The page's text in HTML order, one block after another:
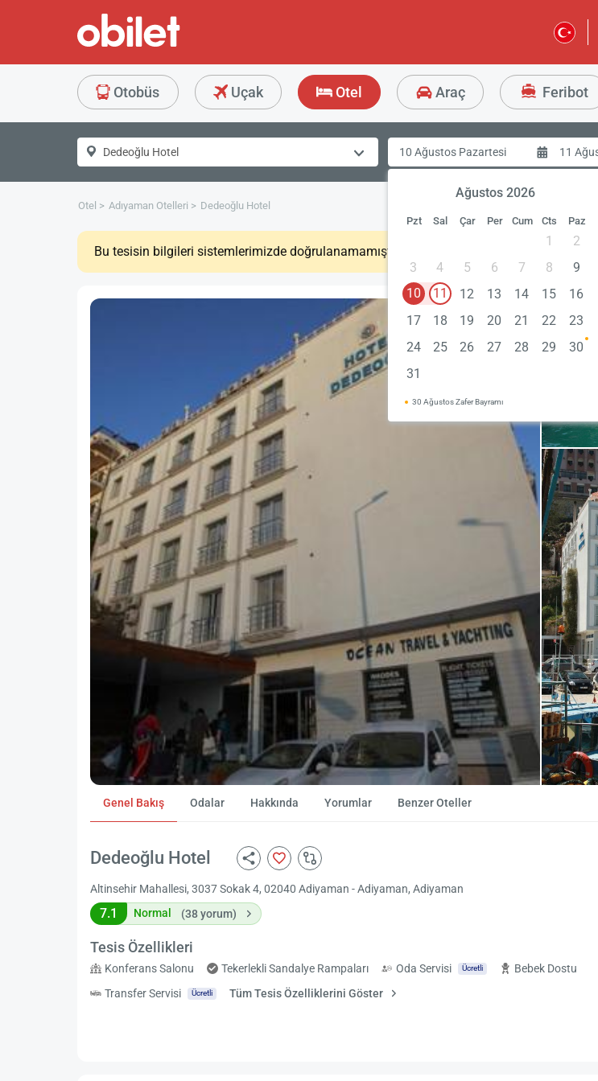
Otobüs Uçak Otel Araç Feribot
Ağustos 2026
Pzt Sal Çar Per Cum Cts Paz
1
2
3
4 5 6 7 8
9
10
11 12 13 14 15
16
17
18 19 20 21 22
23
24
25 26 27 28 29
30
31
30 Ağustos Zafer Bayramı
Otel Adıyaman Otelleri Dedeoğlu Hotel
Bu tesisin bilgileri sistemlerimizde doğrulanamamıştır. Lütfen daha sonra tekrar deneyiniz.
Genel Bakış Odalar Hakkında Yorumlar Benzer Oteller
Dedeoğlu Hotel
Altinsehir Mahallesi, 3037 Sokak 4, 02040 Adiyaman - Adiyaman, Adiyaman
7.1 Normal (38 yorum)
Tesis Özellikleri
Konferans Salonu Tekerlekli Sandalye Rampaları Oda Servisi Ücretli
Bebek Dostu
Transfer Servisi
Ücretli Tüm Tesis Özelliklerini Göster